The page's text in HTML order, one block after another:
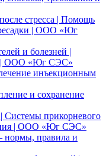
стресса | Помощь
| ООО «Юг
и болезней |
| ООО «Юг СЭС»
инъекционным
и сохранение
Системы прикорневого
| ООО «Юг СЭС»
нормы, правила и